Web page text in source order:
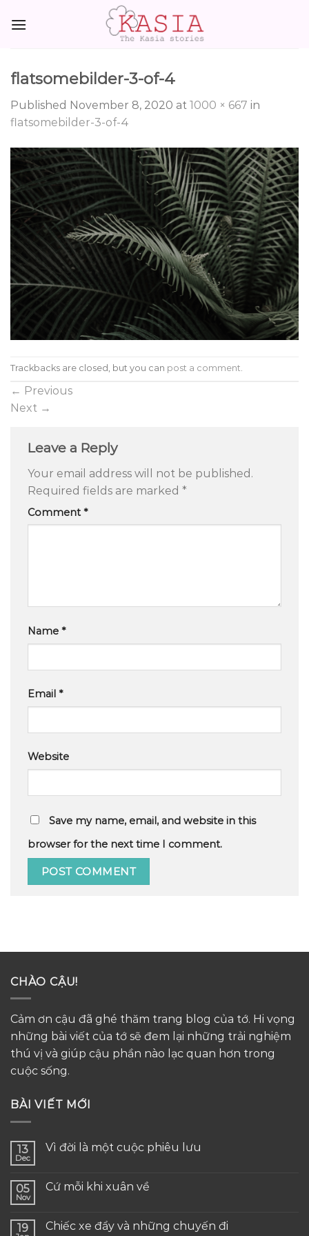
flatsomebilder-3-of-4
Published November 8, 2020 at 1000 × 667 in
flatsomebilder-3-of-4
Trackbacks are closed, but you can post a comment.
← Previous
Next →
Leave a Reply
Your email address will not be published.
Required fields are marked *
Comment*
Name *
Email *
Website
Save my name, email, and website in this
browser for the next time I comment.
CHÀO CẬU!
Cảm ơn cậu đã ghé thăm trang blog của tớ. Hi vọng
những bài viết của tớ sẽ đem lại những trải nghiệm
thú vị và giúp cậu phần nào lạc quan hơn trong
cuộc sống.
BÀI VIẾT MỚI
13
Dec
Vì đời là một cuộc phiêu lưu
05
Nov
Cứ mỗi khi xuân về
19 Chiếc xe đẩy và những chuyến đi